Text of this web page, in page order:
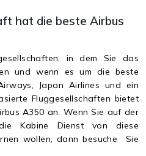
hat die beste Airbus
in dem Sie das
und wenn es um die beste
Japan Airlines und ein
Fluggesellschaften bietet
A350 an. Wenn Sie auf der
Kabine Dienst von diese
wollen, dann besuche Sie